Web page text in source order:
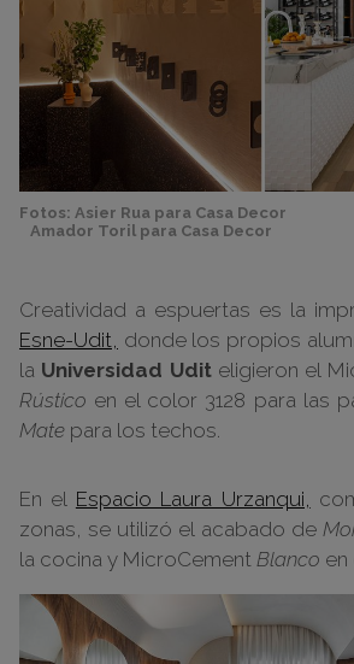
Fotos: Asier Rua para
Amador Toril para Casa Decor
Creatividad a espuertas es la
Esne-Udit, donde los propios
la Universidad Uditeligieron el
Rústico en el color 3128 para las
Mate para los techos.
En el Espacio Laura Urzanqui,
zonas, se utilizó el acabado de
la cocina y MicroCement Blanco en